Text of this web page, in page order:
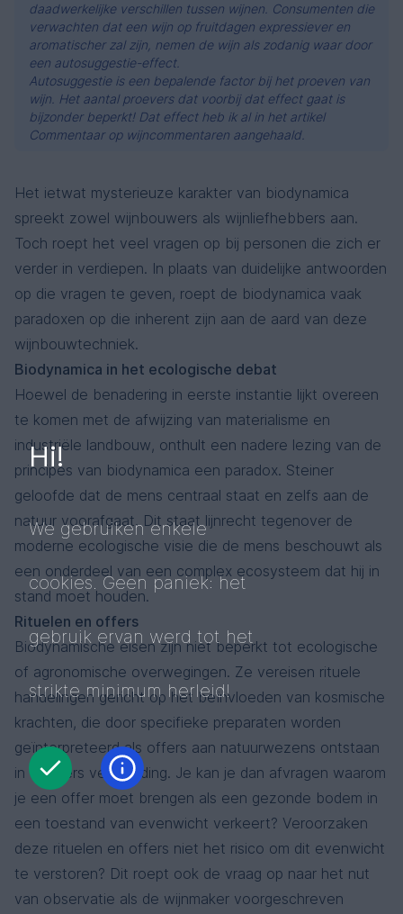
daadwerkelijke verschillen tussen wijnen. Consumenten die
verwachten dat een wijn op fruitdagen expressiever en
aromatischer zal zijn, nemen de wijn als zodanig waar door
een autosuggestie-effect.
Autosuggestie is een bepalende factor bij het proeven van
wijn. Het aantal proevers dat voorbij dat effect gaat is
bijzonder beperkt! Dat effect heb ik al in het artikel
Commentaar op wijncommentaren aangehaald.
Het ietwat mysterieuze karakter van biodynamica
spreekt zowel wijnbouwers als wijnliefhebbers aan.
Toch roept het veel vragen op bij personen die zich er
verder in verdiepen. In plaats van duidelijke antwoorden
op die vragen te geven, roept de biodynamica vaak
paradoxen op die inherent zijn aan de aard van deze
wijnbouwtechniek.
Biodynamica in het ecologische debat
Hoewel de benadering in eerste instantie lijkt overeen
te komen met de afwijzing van materialisme en
industriële landbouw, onthult een nadere lezing van de
principes van biodynamica een paradox. Steiner
geloofde dat de mens centraal staat en zelfs aan de
natuur voorafgaat. Dit staat lijnrecht tegenover de
moderne ecologische visie die de mens beschouwt als
een onderdeel van een complex ecosysteem dat hij in
stand moet houden.
Rituelen en offers
Biodynamische eisen zijn niet beperkt tot ecologische
of agronomische overwegingen. Ze vereisen rituele
handelingen gericht op het beïnvloeden van kosmische
krachten, die door specifieke preparaten worden
geïnterpreteerd als offers aan natuurwezens ontstaan
in Steiners verbeelding. Je kan je dan afvragen waarom
je een offer moet brengen als een gezonde bodem in
een toestand van evenwicht verkeert? Veroorzaken
deze rituelen en offers niet het risico om dit evenwicht
te verstoren? Dit roept ook de vraag op naar het nut
van observatie als de wijnmaker voorgeschreven
Hi!
We gebruiken enkele
cookies. Geen paniek: het
gebruik ervan werd tot het
strikte minimum herleid!